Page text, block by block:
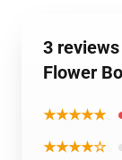
3
Flower
★★★★★
★★★★☆